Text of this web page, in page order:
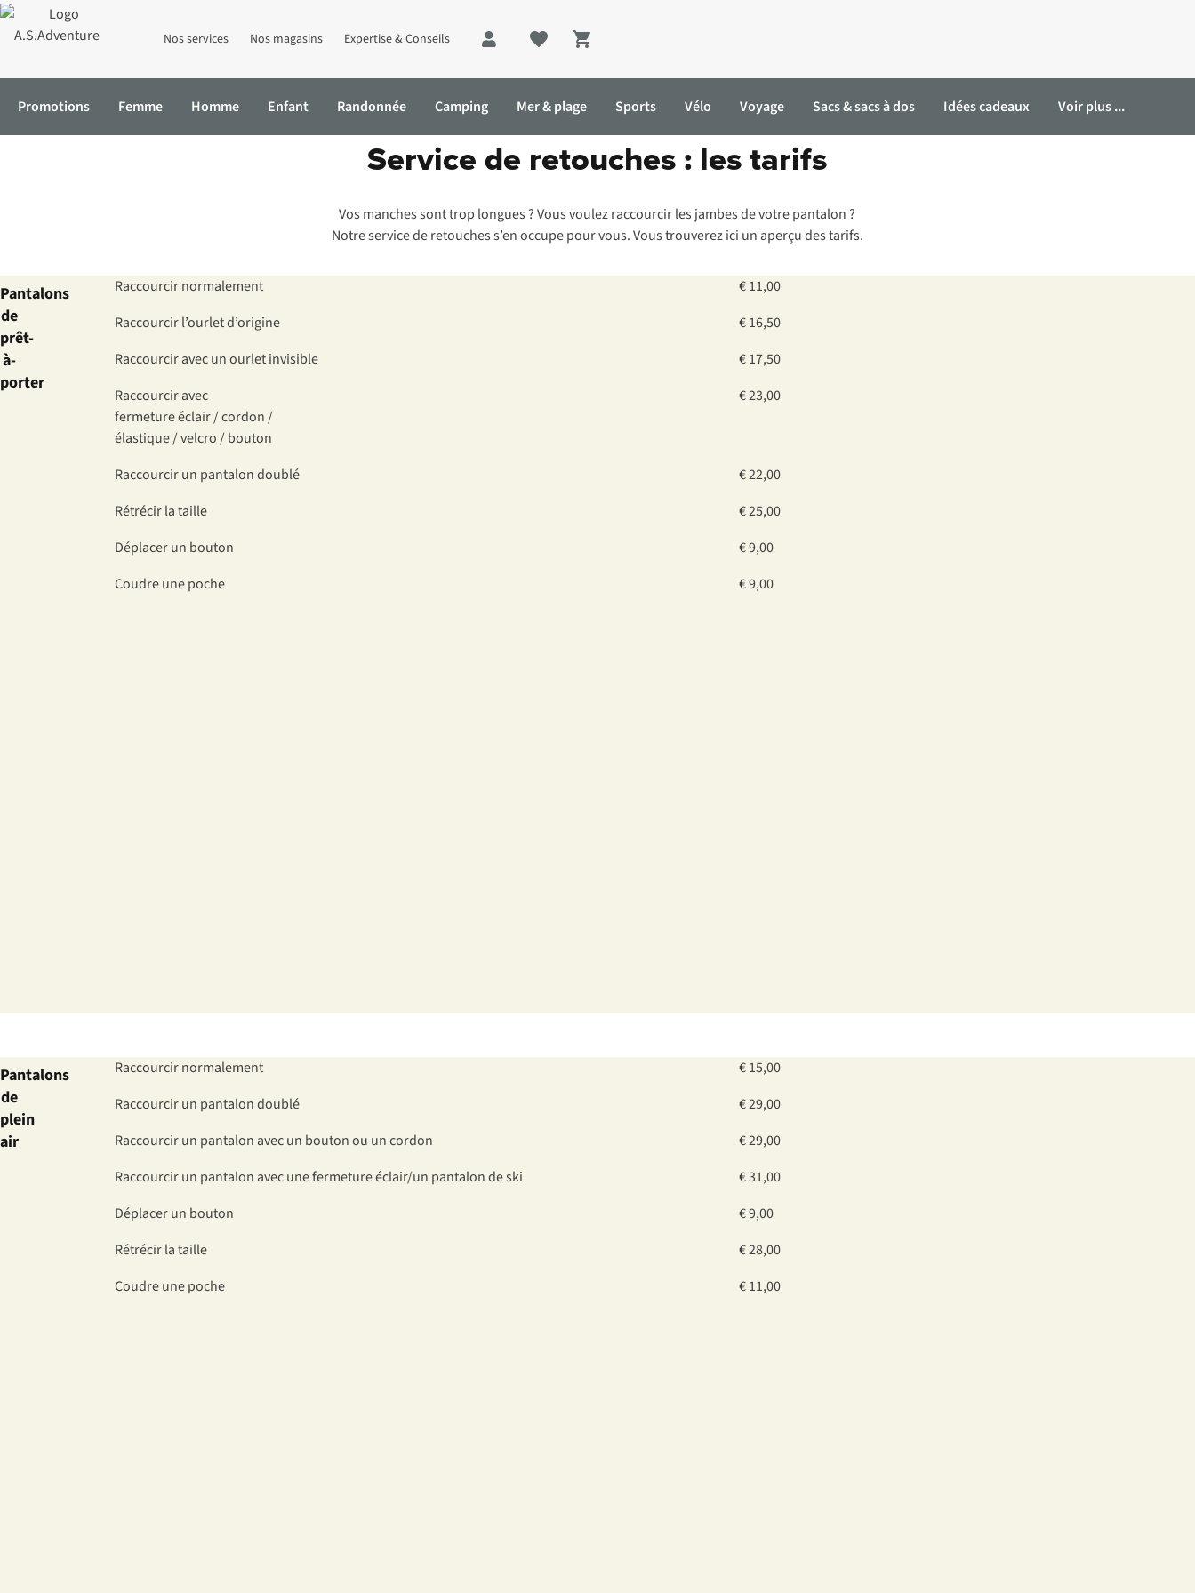
Nos services Nos magasins Expertise & Conseils
Shopping cart
Promotions Femme Homme Enfant Randonnée Camping Mer & plage Sports Vélo Voyage Sacs & sacs à dos Idées cadeaux Voir plus ...
Service de retouches : les tarifsService de retouches : les tarifs
Vos manches sont trop longues ? Vous voulez raccourcir les jambes de votre pantalon ?
Notre service de retouches s’en occupe pour vous. Vous trouverez ici un aperçu des tarifs.
Pantalons
de
prêt-
à-
porter
Raccourcir normalement
€ 11,00
Raccourcir l’ourlet d’origine
€ 16,50
Raccourcir avec un ourlet invisible
€ 17,50
Raccourcir avec
fermeture éclair / cordon /
élastique / velcro / bouton
€ 23,00
Raccourcir un pantalon doublé
€ 22,00
Rétrécir la taille
€ 25,00
Déplacer un bouton
€ 9,00
Coudre une poche
€ 9,00
Pantalons
de
plein
air
Raccourcir normalement
€ 15,00
Raccourcir un pantalon doublé
€ 29,00
Raccourcir un pantalon avec un bouton ou un cordon
€ 29,00
Raccourcir un pantalon avec une fermeture éclair/un pantalon de ski
€ 31,00
Déplacer un bouton
€ 9,00
Rétrécir la taille
€ 28,00
Coudre une poche
€ 11,00